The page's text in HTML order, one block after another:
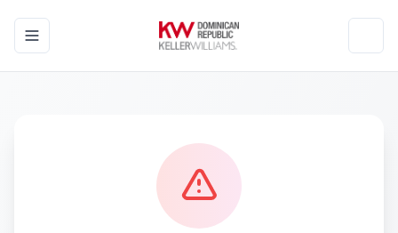
Toggle navigation menu